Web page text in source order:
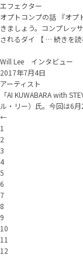
エフェクター
オプトコンプの話 『オプ
きましょう。コンプレッ
されるダイ 【 … 続きを読
Will Lee インタビュー
2017年7月4日
アーティスト
「AI KUWABARA with
ル・リー）氏。今回は6
←
1
2
3
4
5
6
7
8
9
10
11
12